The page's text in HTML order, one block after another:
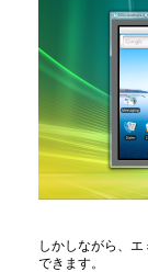
しかしながら、
できます。